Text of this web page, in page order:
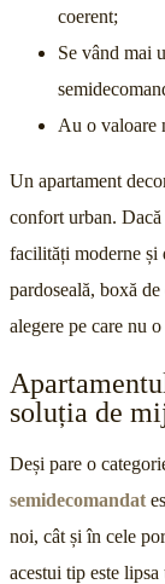
coerent;
Se vând mai
Au o valoare
Un apartament
confort urban.
facilități moderne și
pardoseală, boxă
alegere pe care nu
soluția de
Deși pare o
semidecomandat
noi, cât și în cele
acestui tip este